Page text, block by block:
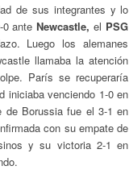
de sus integrantes y lo
ante Newcastle, el PSG
Luego los alemanes
llamaba la atención
París se recuperaría
iniciaba venciendo 1-0 en
de Borussia fue el 3-1 en
con su empate de
y su victoria 2-1 en